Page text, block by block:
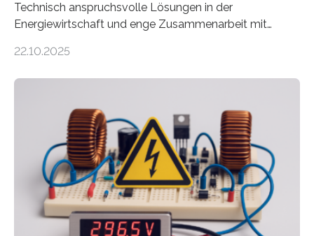
Technisch anspruchsvolle Lösungen in der
Energiewirtschaft und enge Zusammenarbeit mit
neuen EU-geförderten Transfer-Projekte zu
Energietechnologien werden vom Europäischen
Sozialfonds Plus (ESF+) gefördert – mit einer
Gesamtsumme von mehr als zwei Millionen Euro.
Damit zählt die Hochschule zu den großen
Gewinnerinnen der aktuellen Förderrunde des
Bayerischen Wissenschaftsministeriums. Im
Mittelpunkt steht der direkte Wissenstransfer: Neue
wissenschaftliche Erkenntnisse sollen rasch in die
22.10.2025